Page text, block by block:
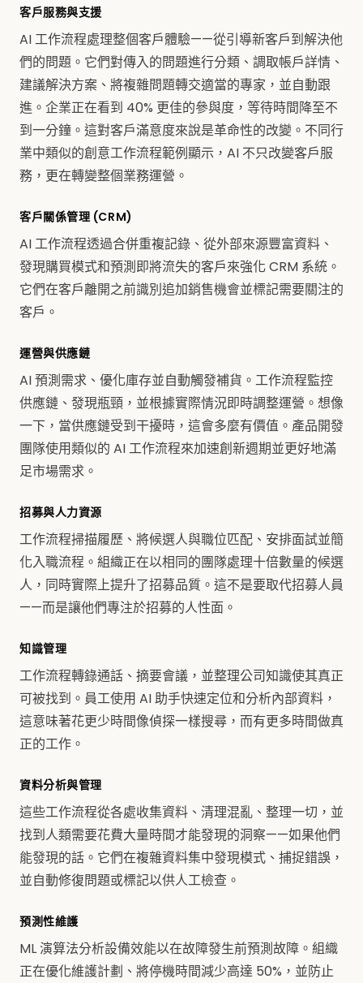
客戶服務與支援
AI 工作流程處理整個客戶體驗——從引導新客戶到解決他
們的問題。它們對傳入的問題進行分類、調取帳戶詳情、
建議解決方案、將複雜問題轉交適當的專家，並自動跟
進。企業正在看到 40% 更佳的參與度，等待時間降至不
到一分鐘。這對客戶滿意度來說是革命性的改變。不同行
業中類似的創意工作流程範例顯示，AI 不只改變客戶服
務，更在轉變整個業務運營。
客戶關係管理 (CRM)
AI 工作流程透過合併重複記錄、從外部來源豐富資料、
發現購買模式和預測即將流失的客戶來強化 CRM 系統。
它們在客戶離開之前識別追加銷售機會並標記需要關注的
客戶。
運營與供應鏈
AI 預測需求、優化庫存並自動觸發補貨。工作流程監控
供應鏈、發現瓶頸，並根據實際情況即時調整運營。想像
一下，當供應鏈受到干擾時，這會多麼有價值。產品開發
團隊使用類似的 AI 工作流程來加速創新週期並更好地滿
足市場需求。
招募與人力資源
工作流程掃描履歷、將候選人與職位匹配、安排面試並簡
化入職流程。組織正在以相同的團隊處理十倍數量的候選
人，同時實際上提升了招募品質。這不是要取代招募人員
——而是讓他們專注於招募的人性面。
知識管理
工作流程轉錄通話、摘要會議，並整理公司知識使其真正
可被找到。員工使用 AI 助手快速定位和分析內部資料，
這意味著花更少時間像偵探一樣搜尋，而有更多時間做真
正的工作。
資料分析與管理
這些工作流程從各處收集資料、清理混亂、整理一切，並
找到人類需要花費大量時間才能發現的洞察——如果他們
能發現的話。它們在複雜資料集中發現模式、捕捉錯誤，
並自動修復問題或標記以供人工檢查。
預測性維護
ML 演算法分析設備效能以在故障發生前預測故障。組織
正在優化維護計劃、將停機時間減少高達 50%，並防止